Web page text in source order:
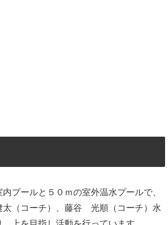
プールと５０ｍの室外温水プールで、
（コーチ）、藤谷 光順（コーチ）水